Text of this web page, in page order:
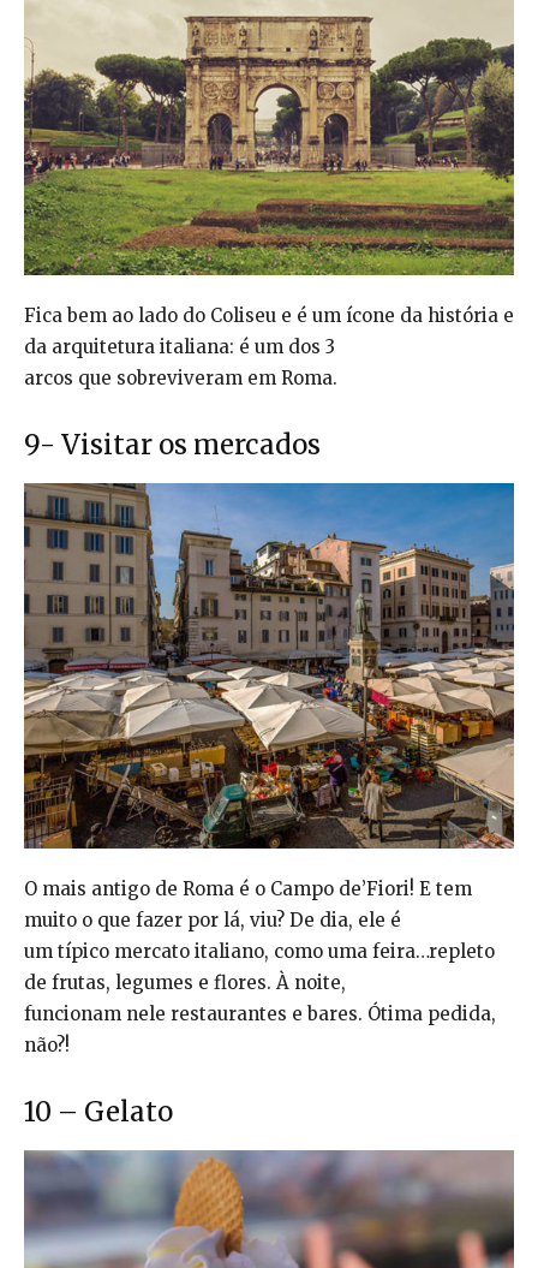
Fica bem ao lado do Coliseu e é um ícone da história e
da arquitetura italiana: é um dos 3
arcos que sobreviveram em Roma.
9- Visitar os mercados
O mais antigo de Roma é o Campo de’Fiori! E tem
muito o que fazer por lá, viu? De dia, ele é
um típico mercato italiano, como uma feira…repleto
de frutas, legumes e flores. À noite,
funcionam nele restaurantes e bares. Ótima pedida,
não?!
10 – Gelato